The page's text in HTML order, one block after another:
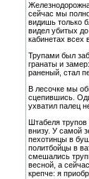
сейчас мы
видишь только
видел убитых
кабинетах всех
Трупами был
гранаты и
раненый, стал
В лесочке мы
сцепившись.
ухватил палец
Штабеля трупов
внизу. У самой
пехотинцы в
политбойцы в
смешались
весной, а
крепче: я